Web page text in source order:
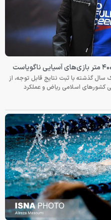
سال گذشته با ثبت نتایج قابل توجه، از
اسلامی ریاض و عملکرد